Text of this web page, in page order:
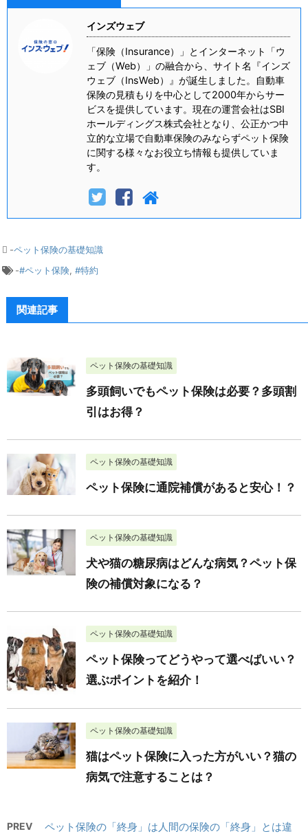
インズウェブ
「保険（Insurance）」とインターネット「ウ
ェブ（Web）」の融合から、サイト名『インズ
ウェブ（InsWeb）』が誕生しました。自動車
保険の見積もりを中心として2000年からサー
ビスを提供しています。現在の運営会社はSBI
ホールディングス株式会社となり、公正かつ中
立的な立場で自動車保険のみならずペット保険
に関する様々なお役立ち情報も提供していま
す。
-ペット保険の基礎知識
-#ペット保険, #特約
関連記事
ペット保険の基礎知識
多頭飼いでもペット保険は必要？多頭割
引はお得？
ペット保険の基礎知識
ペット保険に通院補償があると安心！？
ペット保険の基礎知識
犬や猫の糖尿病はどんな病気？ペット保
険の補償対象になる？
ペット保険の基礎知識
ペット保険ってどうやって選べばいい？
選ぶポイントを紹介！
ペット保険の基礎知識
猫はペット保険に入った方がいい？猫の
病気で注意することは？
PREV
ペット保険の「終身」は人間の保険の「終身」とは違